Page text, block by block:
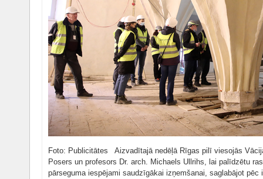
Foto: Publicitātes Aizvadītajā nedēļā Rīgas pilī viesojās
Posers un profesors Dr. arch. Michaels Ullrihs, lai palīdzētu
pārseguma iespējami saudzīgākai izņemšanai, saglabājot